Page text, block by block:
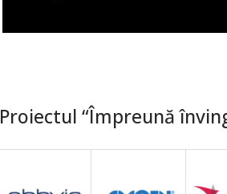
Proiectul “Împreună